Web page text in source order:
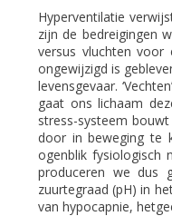
Hyperventilatie
zijn de bedreigingen
versus vluchten voor
ongewijzigd is
levensgevaar.
gaat ons lichaam
stress-systeem
door in beweging te
ogenblik fysiologisch
produceren we dus
zuurtegraad (pH) in
van hypocapnie,